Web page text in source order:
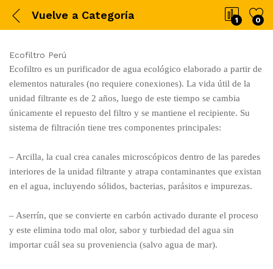
Vuelve aCategoría 1 0
Ecofiltro Perú
Ecofiltro es un purificador de agua ecológico elaborado a partir de
elementos naturales (no requiere conexiones). La vida útil de la
unidad filtrante es de 2 años, luego de este tiempo se cambia
únicamente el repuesto del filtro y se mantiene el recipiente. Su
sistema de filtración tiene tres componentes principales:
– Arcilla, la cual crea canales microscópicos dentro de las paredes
interiores de la unidad filtrante y atrapa contaminantes que existan
en el agua, incluyendo sólidos, bacterias, parásitos e impurezas.
– Aserrín, que se convierte en carbón activado durante el proceso
y este elimina todo mal olor, sabor y turbiedad del agua sin
importar cuál sea su proveniencia (salvo agua de mar).